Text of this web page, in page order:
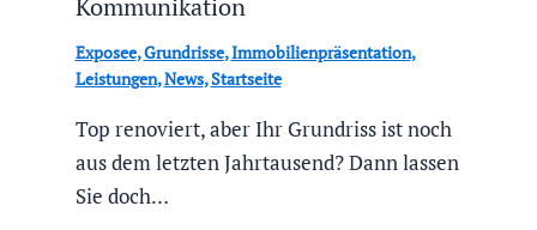
Exposee,Grundrisse,Immobilienpräsentation,
Leistungen,News,Startseite
Top renoviert, aber Ihr Grundriss ist noch
aus dem letzten Jahrtausend? Dann lassen
Sie doch…